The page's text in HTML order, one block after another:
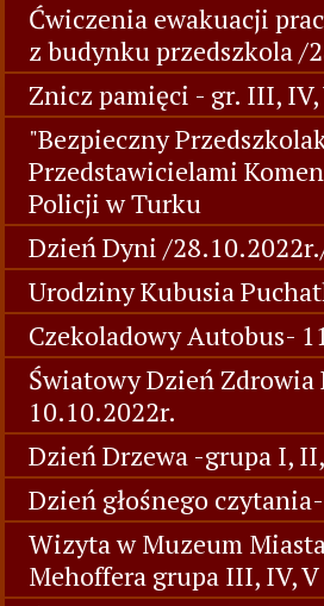
Ćwiczenia ewakuacji
z budynku przedszkola /
Znicz pamięci - gr. III,
"Bezpieczny
Przedstawicielami
Policji w Turku
Dzień Dyni /
Urodziny Kubusia
Czekoladowy Autobus-
Światowy Dzień Zdrowia
10.10.2022r.
Dzień Drzewa -grupa I,
Dzień głośnego
Wizyta w Muzeum
Mehoffera grupa III, IV,